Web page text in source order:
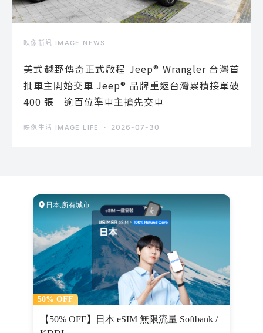
映像新訊 IMAGE NEWS
美式越野傳奇正式啟程 Jeep® Wrangler 台灣首
批車主開始交車 Jeep® 品牌重返台灣累積接單破
400 張 逾百位準車主搶先交車
映像生活 IMAGE LIFE 2026-07-30